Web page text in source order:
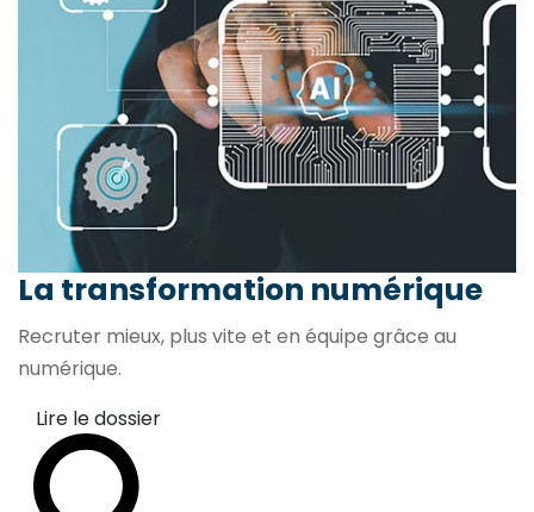
La transformation numérique
Recruter mieux, plus vite et en équipe grâce au
numérique.
Lire le dossier